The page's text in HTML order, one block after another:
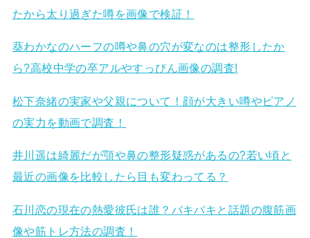
たから太り過ぎた噂を画像で検証！
葵わかなのハーフの噂や鼻の穴が変なのは整形したか
ら?高校中学の卒アルやすっぴん画像の調査!
松下奈緒の実家や父親について！顔が大きい噂やピアノ
の実力を動画で調査！
井川遥は綺麗だが顎や鼻の整形疑惑があるの?若い頃と
最近の画像を比較したら目も変わってる？
石川恋の現在の熱愛彼氏は誰？バキバキと話題の腹筋画
像や筋トレ方法の調査！